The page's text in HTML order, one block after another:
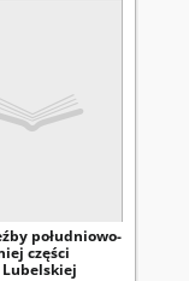
południowo-
części